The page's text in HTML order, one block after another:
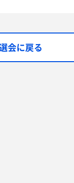
会に戻る